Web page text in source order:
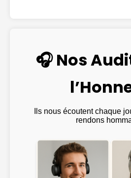
🎧 Nos
Ils nous écoutent chaque
rendons